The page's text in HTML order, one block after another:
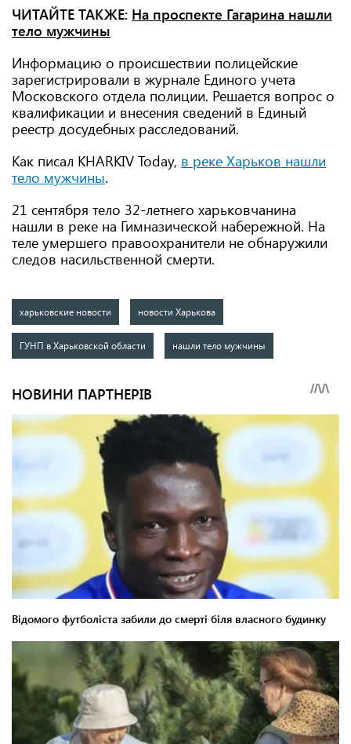
ЧИТАЙТЕ ТАКЖЕ: На проспекте Гагарина нашли
тело мужчины
Информацию о происшествии полицейские
зарегистрировали в журнале Единого учета
Московского отдела полиции. Решается вопрос о
квалификации и внесения сведений в Единый
реестр досудебных расследований.
Как писал KHARKIV Today, в реке Харьков нашли
тело мужчины.
21 сентября тело 32-летнего харьковчанина
нашли в реке на Гимназической набережной. На
теле умершего правоохранители не обнаружили
следов насильственной смерти.
харьковские новости новости Харькова
ГУНП в Харьковской области нашли тело мужчины